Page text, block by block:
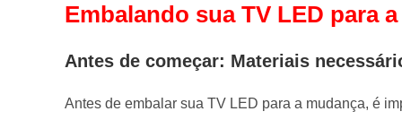
Embalando sua TV LED para
Antes de começar: Materiais
Antes de embalar sua TV LED para a mudança, é